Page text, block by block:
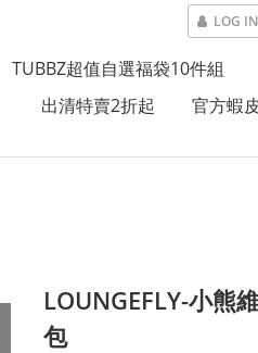
LOG IN
TUBBZ超值自選福袋10件組
出清特賣2折起
官方蝦
LOUNGEFLY-小熊
包